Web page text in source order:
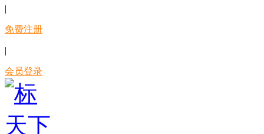
|
免费注册
|
会员登录